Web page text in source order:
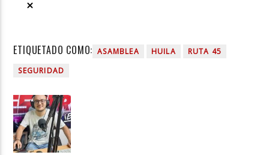
ETIQUETADO COMO: ASAMBLEA HUILA
RUTA 45
SEGURIDAD